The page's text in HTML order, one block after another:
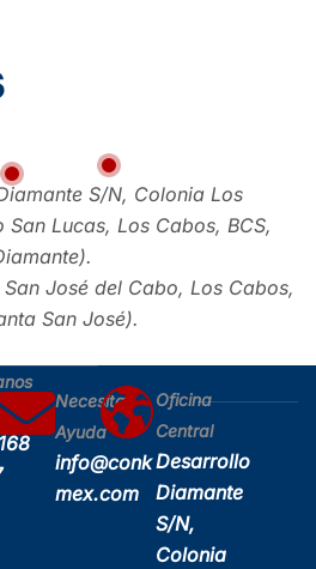
S/N, Colonia Los
San Lucas, Los Cabos, BCS,
José del Cabo, Los Cabos,
San José).
Necesitas
Ayuda
info@conk
mex.com
Oficina
Central
Desarrollo
Diamante
S/N,
Colonia